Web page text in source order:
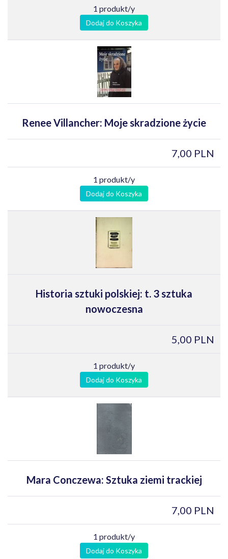
1 produkt/y
Dodaj do Koszyka
Renee Villancher: Moje skradzione życie
7,00 PLN
1 produkt/y
Dodaj do Koszyka
Historia sztuki polskiej: t. 3 sztuka
nowoczesna
5,00 PLN
1 produkt/y
Dodaj do Koszyka
Mara Conczewa: Sztuka ziemi trackiej
7,00 PLN
1 produkt/y
Dodaj do Koszyka